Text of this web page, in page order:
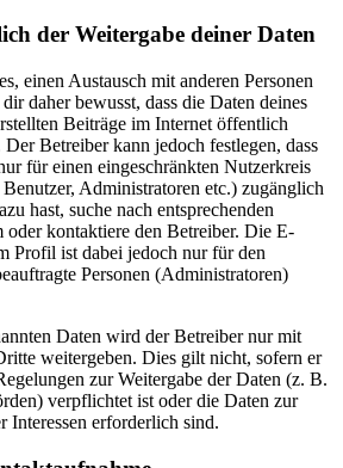
der Weitergabe deiner Daten
einen Austausch mit anderen Personen
daher bewusst, dass die Daten deines
Beiträge im Internet öffentlich
Betreiber kann jedoch festlegen, dass
für einen eingeschränkten Nutzerkreis
Administratoren etc.) zugänglich
hast, suche nach entsprechenden
kontaktiere den Betreiber. Die E-
Profil ist dabei jedoch nur für den
Personen (Administratoren)
Daten wird der Betreiber nur mit
weitergeben. Dies gilt nicht, sofern er
zur Weitergabe der Daten (z. B.
verpflichtet ist oder die Daten zur
Interessen erforderlich sind.